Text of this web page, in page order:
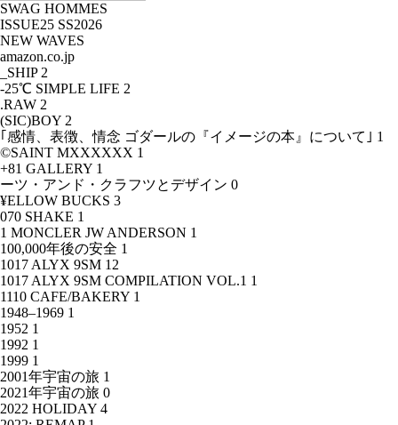
SWAG HOMMES
ISSUE25 SS2026
NEW WAVES
amazon.co.jp
_SHIP 2
-25℃ SIMPLE LIFE 2
.RAW 2
(SIC)BOY 2
｢感情、表徴、情念 ゴダールの『イメージの本』について｣ 1
©SAINT MXXXXXX 1
+81 GALLERY 1
ーツ・アンド・クラフツとデザイン 0
¥ELLOW BUCKS 3
070 SHAKE 1
1 MONCLER JW ANDERSON 1
100,000年後の安全 1
1017 ALYX 9SM 12
1017 ALYX 9SM COMPILATION VOL.1 1
1110 CAFE/BAKERY 1
1948–1969 1
1952 1
1992 1
1999 1
2001年宇宙の旅 1
2021年宇宙の旅 0
2022 HOLIDAY 4